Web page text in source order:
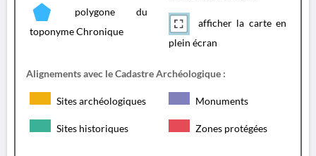
polygone du
toponyme Chronique
afficher la carte en
plein écran
Alignements avec le Cadastre Archéologique :
Sites archéologiques Monuments
Sites historiques Zones protégées